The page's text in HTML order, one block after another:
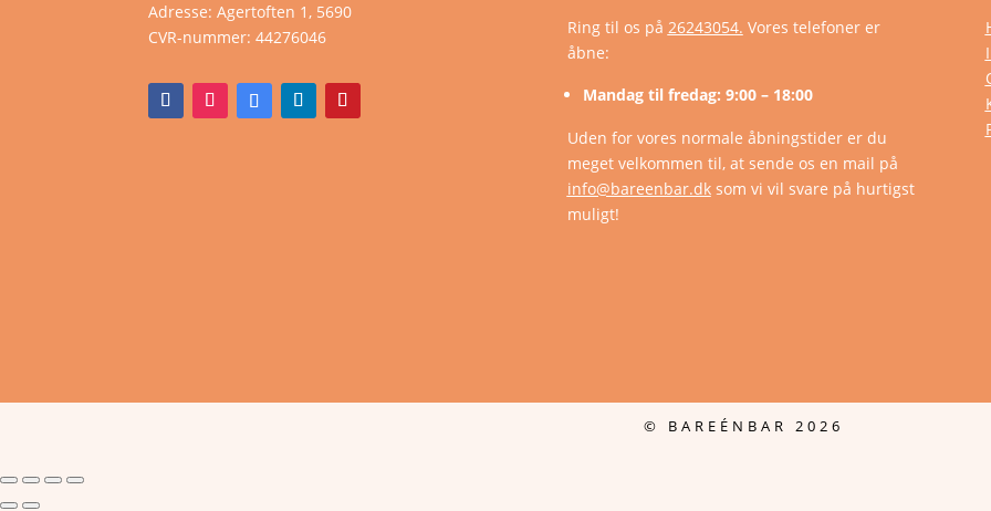
Adresse: Agertoften 1, 5690
CVR-nummer:44276046 Ring til os på 26243054. Vores telefoner er
åbne:
Mandag til fredag: 9:00 – 18:00
Uden for vores normale åbningstider er du
meget velkommen til, at sende os en mail på
info@bareenbar.dksom vi vil svare på hurtigst
muligt!
© BAREÉNBAR 2026